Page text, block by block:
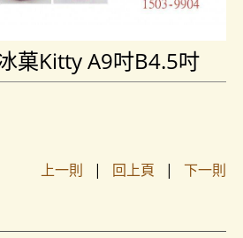
菓Kitty A9吋B4.5吋
上一則 | 回上頁 |下一則